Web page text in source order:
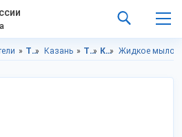
Татарстан респ. Казань Товары личного потребления Косметика Жидкое мыло